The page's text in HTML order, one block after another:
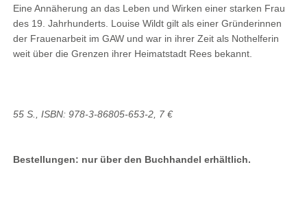
Eine Annäherung an das Leben und Wirken einer starken Frau
des 19. Jahrhunderts. Louise Wildt gilt als einer Gründerinnen
der Frauenarbeit im GAW und war in ihrer Zeit als Nothelferin
weit über die Grenzen ihrer Heimatstadt Rees bekannt.
55 S., ISBN: 978-3-86805-653-2, 7 €
Bestellungen: nur über den Buchhandel erhältlich.